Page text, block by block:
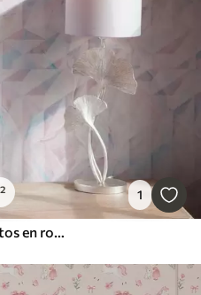
1
Motivos geométricos abstractos en rosa y azul